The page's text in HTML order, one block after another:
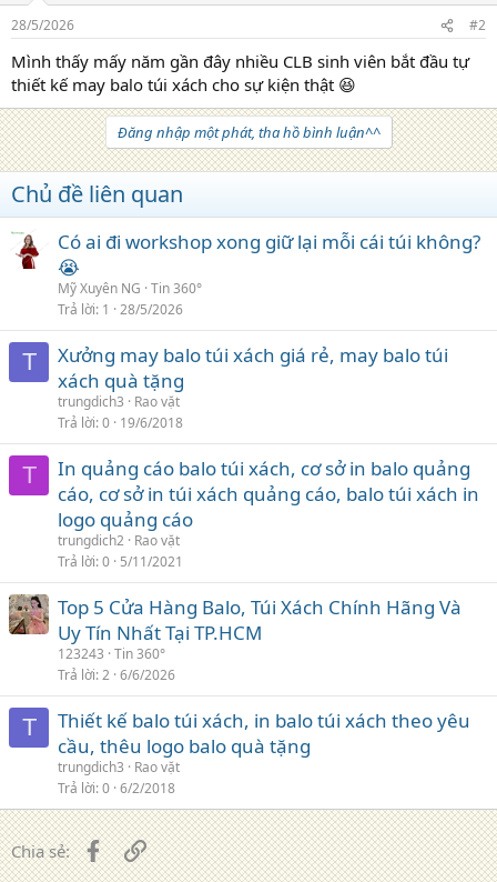
28/5/2026 #2
Mình thấy mấy năm gần đây nhiều CLB sinh viên bắt đầu tự
thiết kế may balo túi xách cho sự kiện thật 😆
Đăng nhập một phát, tha hồ bình luận^^
Chủ đề liên quan
Có ai đi workshop xong giữ lại mỗi cái túi không?
😭
Mỹ Xuyên NG Tin 360°
Trả lời 1 28/5/2026
T
Xưởng may balo túi xách giá rẻ, may balo túi
xách quà tặng
trungdich3
Rao vặt
Trả lời 0 19/6/2018
T
In quảng cáo balo túi xách, cơ sở in balo quảng
cáo, cơ sở in túi xách quảng cáo, balo túi xách in
logo quảng cáo
trungdich2 Rao vặt
Trả lời 0 5/11/2021
Top 5 Cửa Hàng Balo, Túi Xách Chính Hãng Và
Uy Tín Nhất Tại TP.HCM
123243 Tin 360°
Trả lời 2 6/6/2026
T
Thiết kế balo túi xách, in balo túi xách theo yêu
cầu, thêu logo balo quà tặng
trungdich3
Rao vặt
Trả lời 0 6/2/2018
Chia sẻ: FacebookLiên kết